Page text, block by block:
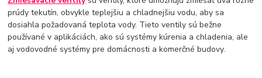
prúdy tekutín, obvykle teplejšiu a chladnejšiu vodu, aby sa
dosiahla požadovaná teplota vody. Tieto ventily sú bežne
používané v aplikáciách, ako sú systémy kúrenia a chladenia, ale
aj vodovodné systémy pre domácnosti a komerčné budovy.